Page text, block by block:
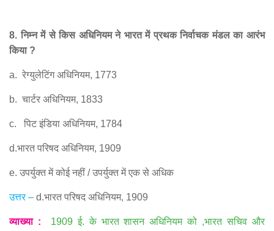
8.निम्न में से किस अधिनियम ने भारत में प्रथक निर्वाचक मंडल का आरंभ
किया?
a. रेग्युलेटिंग अधिनियम, 1773
b. चार्टर अधिनियम, 1833
c. पिट इंडिया अधिनियम, 1784
d.भारत परिषद अधिनियम, 1909
e. उपर्युक्त में कोई नहीं /उपर्युक्त में एक से अधिक
उत्तर– d.भारत परिषद अधिनियम, 1909
व्याख्या: 1909ई.के भारत शासन अधिनियम को ,भारत सचिव और